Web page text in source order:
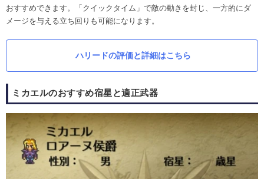
おすすめできます。「クイックタイム」で敵の動きを封じ、一方的にダ
メージを与える立ち回りも可能になります。
ハリードの評価と詳細はこちら
ミカエルのおすすめ宿星と適正武器